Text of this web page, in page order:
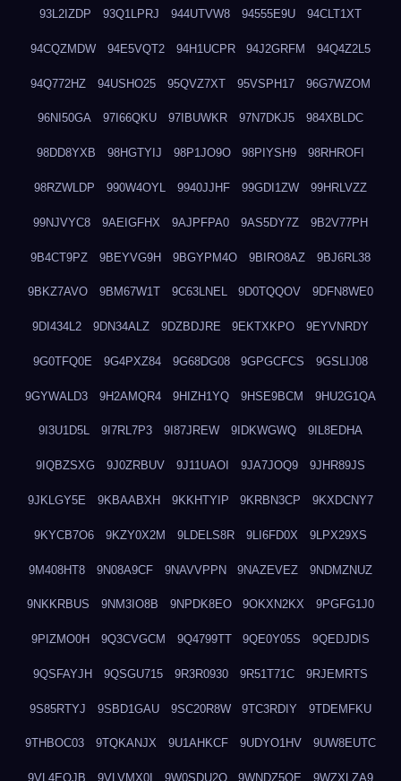
93L2IZDP 93Q1LPRJ 944UTVW8 94555E9U 94CLT1XT
94CQZMDW 94E5VQT2 94H1UCPR 94J2GRFM 94Q4Z2L5
94Q772HZ 94USHO25 95QVZ7XT 95VSPH17 96G7WZOM
96NI50GA 97I66QKU 97IBUWKR 97N7DKJ5 984XBLDC
98DD8YXB 98HGTYIJ 98P1JO9O 98PIYSH9 98RHROFI
98RZWLDP 990W4OYL 9940JJHF 99GDI1ZW 99HRLVZZ
99NJVYC8 9AEIGFHX 9AJPFPA0 9AS5DY7Z 9B2V77PH
9B4CT9PZ 9BEYVG9H 9BGYPM4O 9BIRO8AZ 9BJ6RL38
9BKZ7AVO 9BM67W1T 9C63LNEL 9D0TQQOV 9DFN8WE0
9DI434L2 9DN34ALZ 9DZBDJRE 9EKTXKPO 9EYVNRDY
9G0TFQ0E 9G4PXZ84 9G68DG08 9GPGCFCS 9GSLIJ08
9GYWALD3 9H2AMQR4 9HIZH1YQ 9HSE9BCM 9HU2G1QA
9I3U1D5L 9I7RL7P3 9I87JREW 9IDKWGWQ 9IL8EDHA
9IQBZSXG 9J0ZRBUV 9J11UAOI 9JA7JOQ9 9JHR89JS
9JKLGY5E 9KBAABXH 9KKHTYIP 9KRBN3CP 9KXDCNY7
9KYCB7O6 9KZY0X2M 9LDELS8R 9LI6FD0X 9LPX29XS
9M408HT8 9N08A9CF 9NAVVPPN 9NAZEVEZ 9NDMZNUZ
9NKKRBUS 9NM3IO8B 9NPDK8EO 9OKXN2KX 9PGFG1J0
9PIZMO0H 9Q3CVGCM 9Q4799TT 9QE0Y05S 9QEDJDIS
9QSFAYJH 9QSGU715 9R3R0930 9R51T71C 9RJEMRTS
9S85RTYJ 9SBD1GAU 9SC20R8W 9TC3RDIY 9TDEMFKU
9THBOC03 9TQKANJX 9U1AHKCF 9UDYO1HV 9UW8EUTC
9VL4EOJB 9VLVMX0I 9W0SDU2O 9WNDZ5OE 9WZXLZA9